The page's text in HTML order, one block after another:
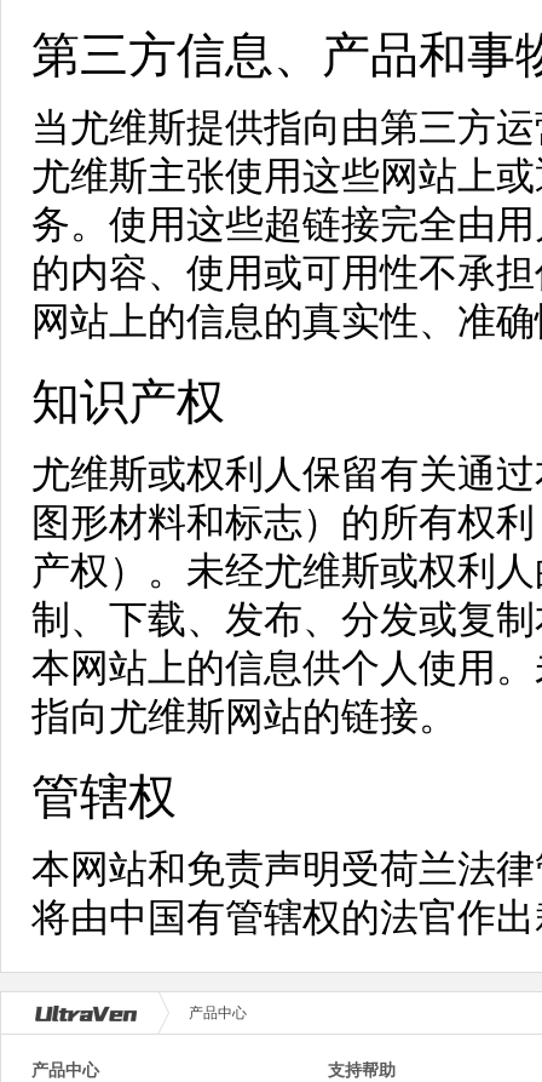
第三方信息、产品和事
当尤维斯提供指向由第三方
尤维斯主张使用这些网站上
务。使用这些超链接完全由
的内容、使用或可用性不承
网站上的信息的真实性、准
知识产权
尤维斯或权利人保留有关通
图形材料和标志）的所有权
产权）。未经尤维斯或权利
制、下载、发布、分发或复
本网站上的信息供个人使用
指向尤维斯网站的链接。
管辖权
本网站和免责声明受荷兰法
将由中国有管辖权的法官作
产品中心
产品中心 支持帮助